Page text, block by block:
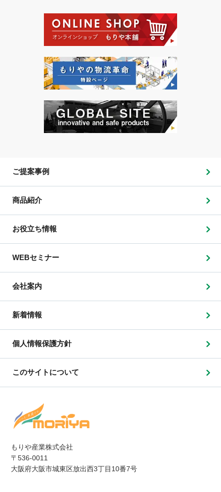
もりや産業株式会社
〒536-0011
大阪府大阪市城東区放出西3丁目10番7号
ご提案事例
商品紹介
お役立ち情報
WEBセミナー
会社案内
新着情報
個人情報保護方針
このサイトについて